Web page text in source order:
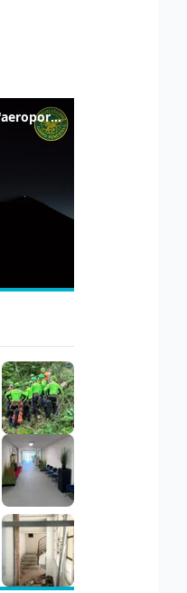
Etna, esplosioni e colate ad alta quota. L'aeroporto di Catania verso la normalità